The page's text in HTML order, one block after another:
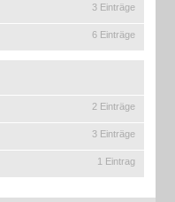
3 Einträge
6 Einträge
2 Einträge
3 Einträge
1 Eintrag